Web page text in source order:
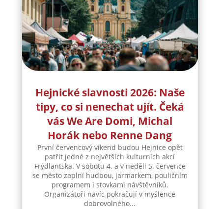
Hejnické slavnosti 2026: Naše
tipy, co si nenechat ujít. Čeká
vás We Are Domi, Michal
Horák nebo Renne Dang
První červencový víkend budou Hejnice opět
patřit jedné z největších kulturních akcí
Frýdlantska. V sobotu 4. a v neděli 5. července
se město zaplní hudbou, jarmarkem, pouličním
programem i stovkami návštěvníků.
Organizátoři navíc pokračují v myšlence
dobrovolného...